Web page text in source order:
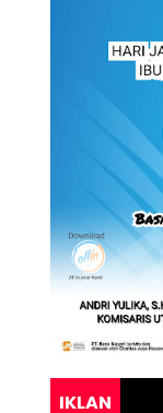
IKLAN